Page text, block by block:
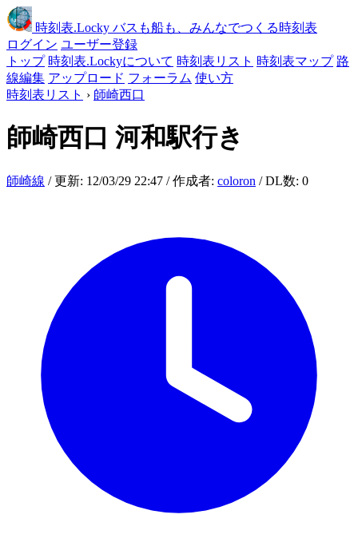
時刻表.Locky バスも船も、みんなでつくる時刻表
ログイン ユーザー登録
トップ 時刻表.Lockyについて 時刻表リスト 時刻表マップ 路
線編集 アップロード フォーラム 使い方
時刻表リスト › 師崎西口
師崎西口 河和駅行き
師崎線 / 更新: 12/03/29 22:47 / 作成者: coloron / DL数: 0